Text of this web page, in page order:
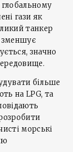
гази як
танкер
зменшує
значно
більше
на LPG, та
морські